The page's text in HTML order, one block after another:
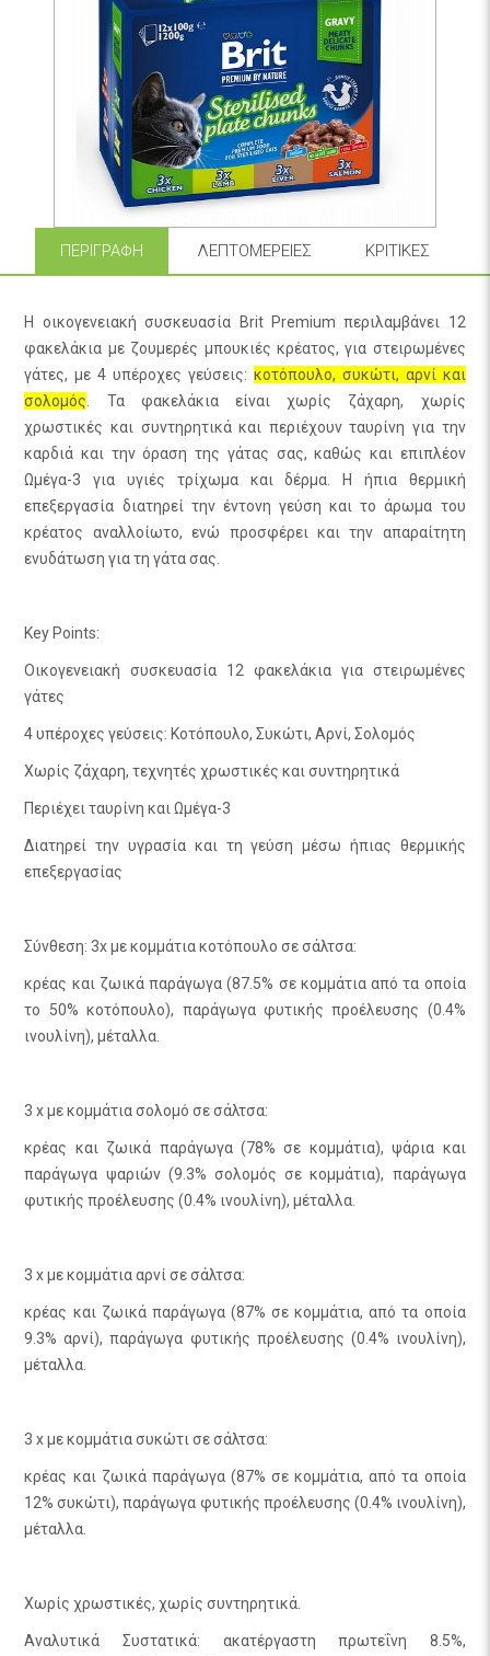
ΠΕΡΙΓΡΑΦΉ ΛΕΠΤΟΜΈΡΕΙΕΣ ΚΡΙΤΙΚΈΣ
Η οικογενειακή συσκευασία Brit Premium περιλαμβάνει 12
φακελάκια με ζουμερές μπουκιές κρέατος, για στειρωμένες
γάτες, με 4 υπέροχες γεύσεις: κοτόπουλο, συκώτι, αρνί και
σολομός . Τα φακελάκια είναι χωρίς ζάχαρη, χωρίς
χρωστικές και συντηρητικά και περιέχουν ταυρίνη για την
καρδιά και την όραση της γάτας σας, καθώς και επιπλέον
Ωμέγα-3 για υγιές τρίχωμα και δέρμα. Η ήπια θερμική
επεξεργασία διατηρεί την έντονη γεύση και το άρωμα του
κρέατος αναλλοίωτο, ενώ προσφέρει και την απαραίτητη
ενυδάτωση για τη γάτα σας.
Key Points:
Οικογενειακή συσκευασία 12 φακελάκια για στειρωμένες
γάτες
4 υπέροχες γεύσεις: Κοτόπουλο, Συκώτι, Αρνί, Σολομός
Χωρίς ζάχαρη, τεχνητές χρωστικές και συντηρητικά
Περιέχει ταυρίνη και Ωμέγα-3
Διατηρεί την υγρασία και τη γεύση μέσω ήπιας θερμικής
επεξεργασίας
Σύνθεση: 3x με κομμάτια κοτόπουλο σε σάλτσα:
κρέας και ζωικά παράγωγα (87.5% σε κομμάτια από τα οποία
το 50% κοτόπουλο), παράγωγα φυτικής προέλευσης (0.4%
ινουλίνη), μέταλλα.
3 x με κομμάτια σολομό σε σάλτσα:
κρέας και ζωικά παράγωγα (78% σε κομμάτια), ψάρια και
παράγωγα ψαριών (9.3% σολομός σε κομμάτια), παράγωγα
φυτικής προέλευσης (0.4% ινουλίνη), μέταλλα.
3 x με κομμάτια αρνί σε σάλτσα:
κρέας και ζωικά παράγωγα (87% σε κομμάτια, από τα οποία
9.3% αρνί), παράγωγα φυτικής προέλευσης (0.4% ινουλίνη),
μέταλλα.
3 x με κομμάτια συκώτι σε σάλτσα:
κρέας και ζωικά παράγωγα (87% σε κομμάτια, από τα οποία
12% συκώτι), παράγωγα φυτικής προέλευσης (0.4% ινουλίνη),
μέταλλα.
Χωρίς χρωστικές, χωρίς συντηρητικά.
Αναλυτικά Συστατικά: ακατέργαστη πρωτεΐνη 8.5%,